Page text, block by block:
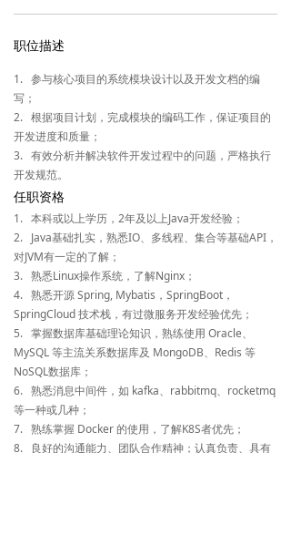
职位描述
1. 参与核心项目的系统模块设计以及开发文档的编
写；
2. 根据项目计划，完成模块的编码工作，保证项目的
开发进度和质量；
3. 有效分析并解决软件开发过程中的问题，严格执行
开发规范。
任职资格
1. 本科或以上学历，2年及以上Java开发经验；
2. Java基础扎实，熟悉IO、多线程、集合等基础API，
对JVM有一定的了解；
3. 熟悉Linux操作系统，了解Nginx；
4. 熟悉开源 Spring, Mybatis，SpringBoot，
SpringCloud 技术栈，有过微服务开发经验优先；
5. 掌握数据库基础理论知识，熟练使用 Oracle、
MySQL 等主流关系数据库及 MongoDB、Redis 等
NoSQL数据库；
6. 熟悉消息中间件，如 kafka、rabbitmq、rocketmq
等一种或几种；
7. 熟练掌握 Docker 的使用，了解K8S者优先；
8. 良好的沟通能力、团队合作精神；认真负责、具有